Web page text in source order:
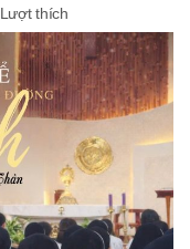
Lượt thích